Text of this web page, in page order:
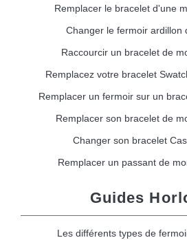
Remplacer le bracelet d'une
Changer le fermoir ardillon
Raccourcir un bracelet de
Remplacez votre bracelet
Remplacer un fermoir sur un
Remplacer son bracelet de
Changer son bracelet
Remplacer un passant de
Guides
Les différents types de